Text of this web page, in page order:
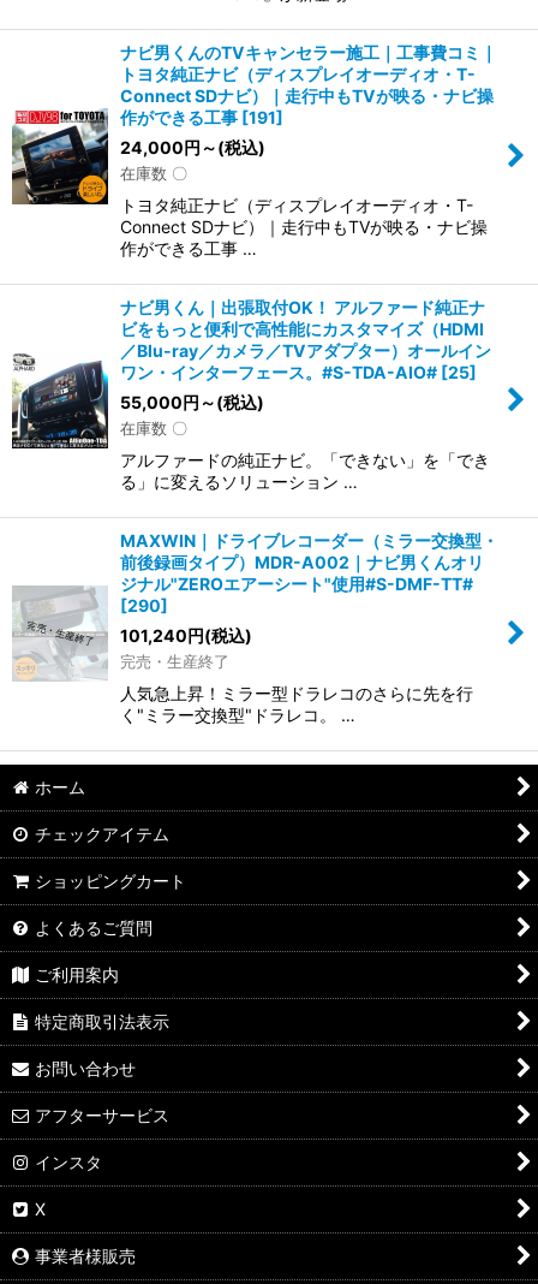
ナビ男くんのTVキャンセラー施工｜工事費コミ｜
トヨタ純正ナビ（ディスプレイオーディオ・T-
Connect SDナビ）｜走行中もTVが映る・ナビ操
作ができる工事 [191]
24,000円 ～(税込)
在庫数 〇
トヨタ純正ナビ（ディスプレイオーディオ・T-
Connect SDナビ）｜走行中もTVが映る・ナビ操
作ができる工事 …
ナビ男くん｜出張取付OK！ アルファード純正ナ
ビをもっと便利で高性能にカスタマイズ（HDMI
／Blu-ray／カメラ／TVアダプター）オールイン
ワン・インターフェース。#S-TDA-AIO# [25]
55,000円 ～(税込)
在庫数 〇
アルファードの純正ナビ。「できない」を「でき
る」に変えるソリューション …
MAXWIN｜ドライブレコーダー（ミラー交換型・
前後録画タイプ）MDR-A002｜ナビ男くんオリ
ジナル"ZEROエアーシート"使用#S-DMF-TT#
[290]
101,240円(税込)
完売・生産終了
人気急上昇！ミラー型ドラレコのさらに先を行
く"ミラー交換型"ドラレコ。 …
ホーム
チェックアイテム
ショッピングカート
よくあるご質問
ご利用案内
特定商取引法表示
お問い合わせ
アフターサービス
インスタ
X
事業者様販売